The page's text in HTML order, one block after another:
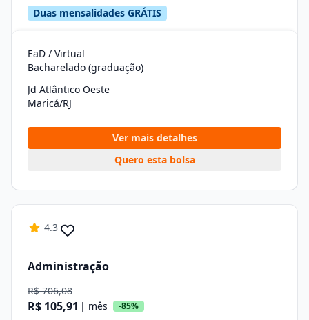
Duas mensalidades GRÁTIS
EaD / Virtual
Bacharelado (graduação)
Jd Atlântico Oeste
Maricá/RJ
Ver mais detalhes
Quero esta bolsa
4.3
Administração
R$ 706,08
R$ 105,91 | mês -85%